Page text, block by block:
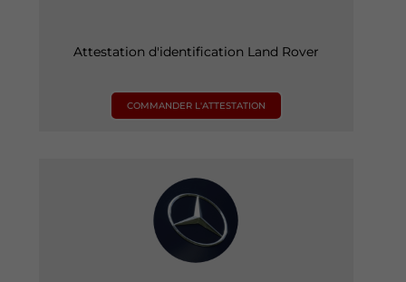
Attestation d'identification Land Rover
COMMANDER L'ATTESTATION